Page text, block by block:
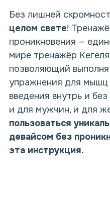
Без лишней
целом свете!
проникновения —
мире тренажёр
позволяющий
упражнения для мышц
введения внутрь и
и для мужчин, и для
пользоваться
девайсом без
эта инструкция.